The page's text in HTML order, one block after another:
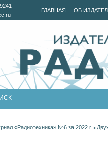
ГЛАВНАЯ ОБ
«Радиотехника» №6 за 2022 г. >